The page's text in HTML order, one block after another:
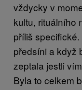
vždycky v
kultu, rituálního
příliš
předsíni a když
zeptala jestli
Byla to celkem